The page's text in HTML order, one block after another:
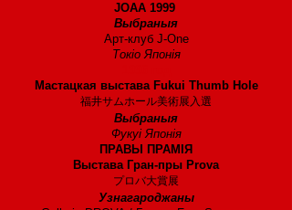
JOAA 1999
Выбраныя
Арт-клуб J-One
Токіо Японія
Мастацкая выстава Fukui Thumb Hole
福井サムホール美術展入選
Выбраныя
Фукуі Японія
ПРАВЫ ПРАМІЯ
Выстава Гран-пры Prova
プロバ大賞展
Узнагароджаны